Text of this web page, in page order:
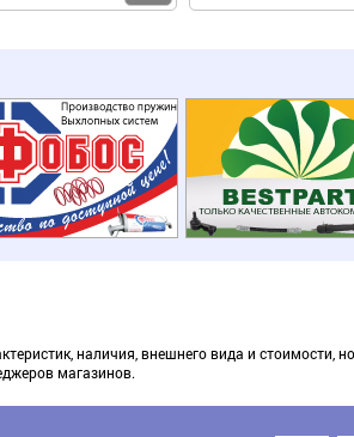
наличия, внешнего вида и стоимости,
магазинов.